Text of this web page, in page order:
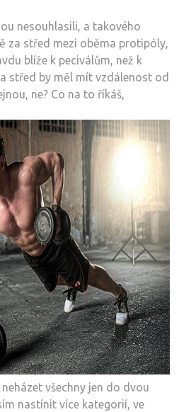
nesouhlasili, a takového
za střed mezi oběma protipóly,
blíže k peciválům, než k
střed by měl mít vzdálenost od
ne? Co na to říkáš,
všechny jen do dvou
nastínit více kategorií, ve